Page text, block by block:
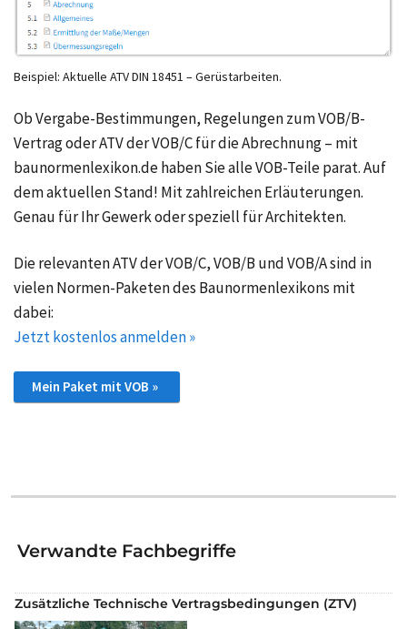
Beispiel: Aktuelle ATV DIN 18451 – Gerüstarbeiten.
Ob Vergabe-Bestimmungen, Regelungen zum VOB/B-
Vertrag oder ATV der VOB/C für die Abrechnung – mit
baunormenlexikon.de haben Sie alle VOB-Teile parat. Auf
dem aktuellen Stand! Mit zahlreichen Erläuterungen.
Genau für Ihr Gewerk oder speziell für Architekten.
Die relevanten ATV der VOB/C, VOB/B und VOB/A sind in
vielen Normen-Paketen des Baunormenlexikons mit
dabei:
Jetzt kostenlos anmelden »
Mein Paket mit VOB »
Verwandte Fachbegriffe
Zusätzliche Technische Vertragsbedingungen (ZTV)